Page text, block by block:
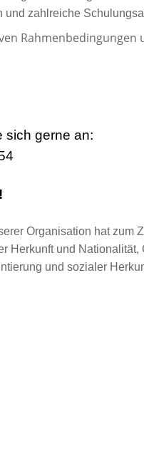
zahlreiche
sich gerne an:
Organisation hat
Herkunft und
und sozialer